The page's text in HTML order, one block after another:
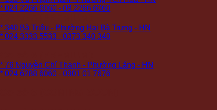
* 024 2266 6060 - 08 2266 6060
* 340 Bà Triệu - Phường Hai Bà Trưng - HN
* 024 3333 5533 - 0373 340 340
* 76 Nguyễn Chí Thanh - Phường Láng - HN
* 024 6288 6060 - 0901 01 7676